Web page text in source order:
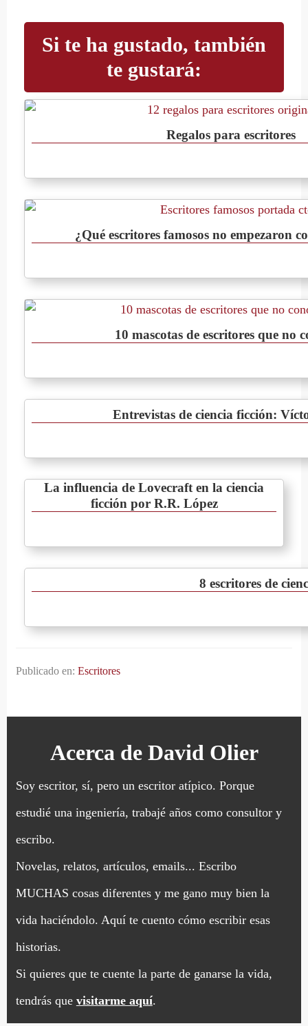
Si te ha gustado, también
te gustará:
Regalos para escritores
¿Qué escritores famosos no empezaron
10 mascotas de escritores que no
Entrevistas de ciencia ficción:
La influencia de Lovecraft en la ciencia
ficción por R.R. López
8 escritores de
Publicado en:Escritores
Acerca de David Olier
Soy escritor, sí, pero un escritor atípico. Porque
estudié una ingeniería, trabajé años como consultor y
escribo.
Novelas, relatos, artículos, emails... Escribo
MUCHAS cosas diferentes y me gano muy bien la
vida haciéndolo. Aquí te cuento cómo escribir esas
historias.
Si quieres que te cuente la parte de ganarse la vida,
tendrás que visitarme aquí.